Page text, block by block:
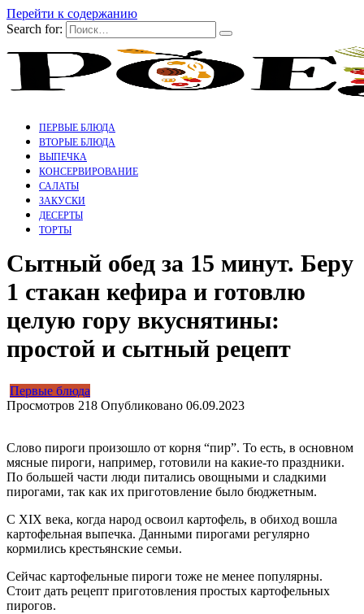
Перейти к содержанию
Search for:
ПЕРВЫЕ БЛЮДА
ВТОРЫЕ БЛЮДА
ВЫПЕЧКА
КОНСЕРВИРОВАНИЕ
САЛАТЫ
ЗАКУСКИ
ДЕСЕРТЫ
ТОРТЫ
Сытный обед за 15 минут. Беру
1 стакан кефира и готовлю
целую гору вкуснятины:
простой и сытный рецепт
Первые блюда
Просмотров 218 Опубликовано 06.09.2023
Слово пироги произошло от корня “пир”. То есть, в основном
мясные пироги, например, готовили на какие-то праздники.
По большей части люди питались овощными и сладкими
пирогами, так как их приготовление было бюджетным.
С XIX века, когда народ освоил картофель, в обиход вошла
картофельная выпечка. Данными пирогами регулярно
кормились крестьянские семьи.
Сейчас картофельные пироги тоже не менее популярны.
Стоит дать рецепт приготовления простых картофельных
пирогов.